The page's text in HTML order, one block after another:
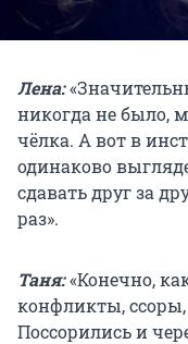
Лена:
никогда не было,
чёлка. А вот в
одинаково
сдавать друг за
раз».
Таня:«Конечно,
конфликты,
Поссорились и